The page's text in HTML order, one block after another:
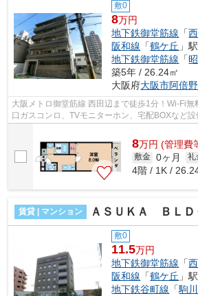
敷0
8万円
地下鉄御堂筋線 「
阪和線 「鶴ケ丘 」
地下鉄御堂筋線 「
築5年 / 26.24㎡
大阪府大阪市阿倍
大阪メトロ御堂筋線 西田辺まで徒歩1分！Wi-Fi無料！ システムキッチ
口ガスコンロ、TVモニターホン、宅配BOXなど
8万円 (管理費
敷金 0ヶ月 礼
4階 / 1K /
賃貸 | マンション ＡＳＵＫＡ ＢＬＤ
敷0
11.5万円
地下鉄御堂筋線 「
阪和線 「鶴ケ丘 」
地下鉄谷町線 「駒